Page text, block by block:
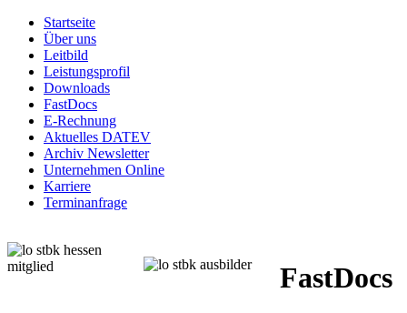
Startseite
Über uns
Leitbild
Leistungsprofil
Downloads
FastDocs
E-Rechnung
Aktuelles DATEV
Archiv Newsletter
Unternehmen Online
Karriere
Terminanfrage
FastDocs